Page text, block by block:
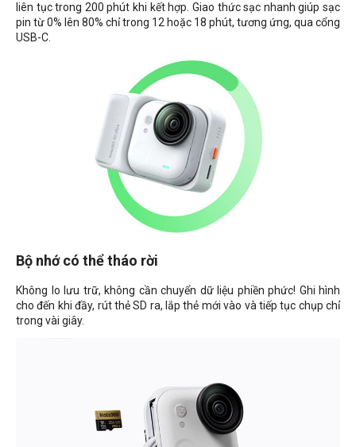
liên tục trong 200 phút khi kết hợp. Giao thức sạc nhanh giúp sạc
pin từ 0% lên 80% chỉ trong 12 hoặc 18 phút, tương ứng, qua cổng
USB-C.
Bộ nhớ có thể tháo rời
Không lo lưu trữ, không cần chuyển dữ liệu phiền phức! Ghi hình
cho đến khi đầy, rút ​​thẻ SD ra, lắp thẻ mới vào và tiếp tục chụp chỉ
trong vài giây.